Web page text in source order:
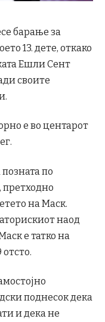
барање за
13. дете, откако
Ешли Сент
своите
е во центарот
по
на Маск.
наод
е татко на
отсто.
поднесок дека
и дека не